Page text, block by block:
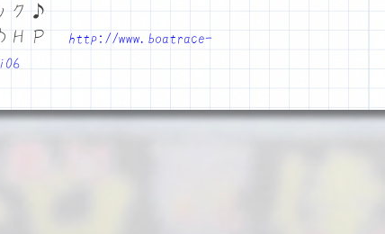
ク♪
ＨＰ
http://www.boatrace-